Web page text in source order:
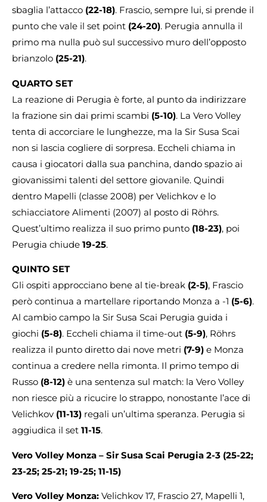
sbaglia l’attacco (22-18). Frascio, sempre lui, si prende il
punto che vale il set point (24-20). Perugia annulla il
primo ma nulla può sul successivo muro dell’opposto
brianzolo (25-21).
QUARTO SET
La reazione di Perugia è forte, al punto da indirizzare
la frazione sin dai primi scambi (5-10). La Vero Volley
tenta di accorciare le lunghezze, ma la Sir Susa Scai
non si lascia cogliere di sorpresa. Eccheli chiama in
causa i giocatori dalla sua panchina, dando spazio ai
giovanissimi talenti del settore giovanile. Quindi
dentro Mapelli (classe 2008) per Velichkov e lo
schiacciatore Alimenti (2007) al posto di Röhrs.
Quest’ultimo realizza il suo primo punto (18-23), poi
Perugia chiude 19-25.
QUINTO SET
Gli ospiti approcciano bene al tie-break (2-5), Frascio
però continua a martellare riportando Monza a -1 (5-6).
Al cambio campo la Sir Susa Scai Perugia guida i
giochi (5-8). Eccheli chiama il time-out (5-9), Röhrs
realizza il punto diretto dai nove metri (7-9) e Monza
continua a credere nella rimonta. Il primo tempo di
Russo (8-12) è una sentenza sul match: la Vero Volley
non riesce più a ricucire lo strappo, nonostante l’ace di
Velichkov (11-13) regali un’ultima speranza. Perugia si
aggiudica il set 11-15.
Vero Volley Monza – Sir Susa Scai Perugia 2-3 (25-22;
23-25; 25-21; 19-25; 11-15)
Vero Volley Monza: Velichkov 17, Frascio 27, Mapelli 1,